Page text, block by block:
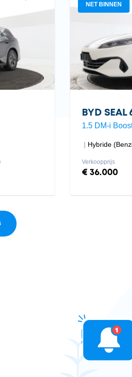
NET BINNEN
BYD
1.5 DM-i
Hybride
Verkoopprijs
€ 36.000